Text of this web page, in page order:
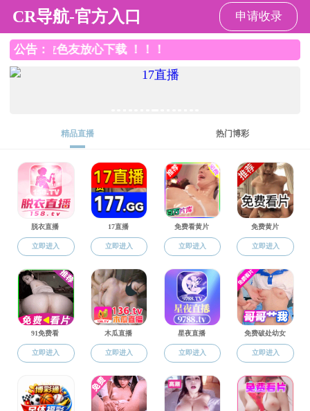
草榴社区
一粒沙中看世界——从诺贝尔奖看半导体与集成
电路的发展
(浏览：
{"errcode":-2,"errmsg":"javax.servlet.ServletException: 鏃犳晥鐨勮
姹?}